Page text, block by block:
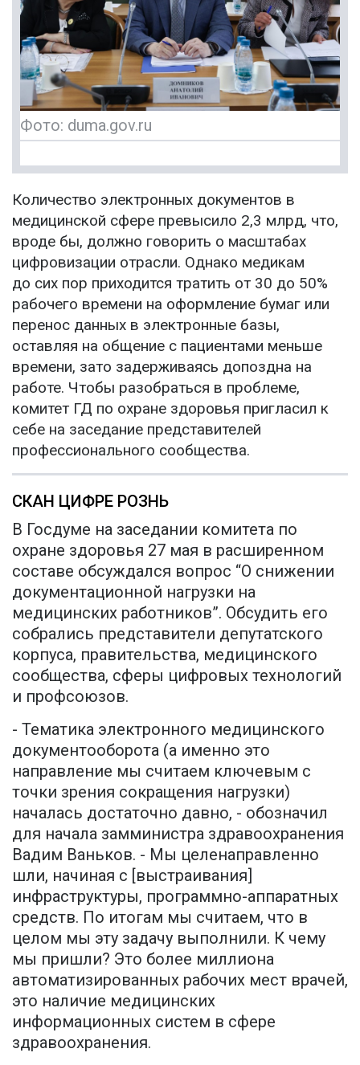
Фото: duma.gov.ru
Количество электронных документов в
медицинской сфере превысило 2,3 млрд, что,
вроде бы, должно говорить о масштабах
цифровизации отрасли. Однако медикам
до сих пор приходится тратить от 30 до 50%
рабочего времени на оформление бумаг или
перенос данных в электронные базы,
оставляя на общение с пациентами меньше
времени, зато задерживаясь допоздна на
работе. Чтобы разобраться в проблеме,
комитет ГД по охране здоровья пригласил к
себе на заседание представителей
профессионального сообщества.
СКАН ЦИФРЕ РОЗНЬ
В Госдуме на заседании комитета по
охране здоровья 27 мая в расширенном
составе обсуждался вопрос “О снижении
документационной нагрузки на
медицинских работников”. Обсудить его
собрались представители депутатского
корпуса, правительства, медицинского
сообщества, сферы цифровых технологий
и профсоюзов.
- Тематика электронного медицинского
документооборота (а именно это
направление мы считаем ключевым с
точки зрения сокращения нагрузки)
началась достаточно давно, - обозначил
для начала замминистра здравоохранения
Вадим Ваньков. - Мы целенаправленно
шли, начиная с [выстраивания]
инфраструктуры, программно-аппаратных
средств. По итогам мы считаем, что в
целом мы эту задачу выполнили. К чему
мы пришли? Это более миллиона
автоматизированных рабочих мест врачей,
это наличие медицинских
информационных систем в сфере
здравоохранения.